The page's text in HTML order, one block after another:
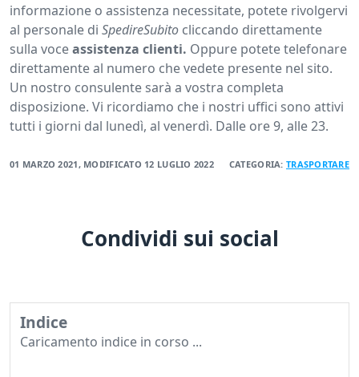
informazione o assistenza necessitate, potete rivolgervi
al personale di SpedireSubito cliccando direttamente
sulla voceassistenza clienti. Oppure potete telefonare
direttamente al numero che vedete presente nel sito.
Un nostro consulente sarà a vostra completa
disposizione. Vi ricordiamo che i nostri uffici sono attivi
tutti i giorni dal lunedì, al venerdì. Dalle ore 9, alle 23.
01 MARZO 2021, MODIFICATO 12 LUGLIO 2022 CATEGORIA: TRASPORTARE
Condividi sui social
Indice
Caricamento indice in corso ...